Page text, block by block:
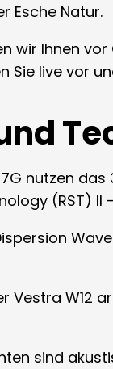
Esche Natur.
wir Ihnen
Sie live vor
7G nutzen
(RST) II
Vestra W12
sind